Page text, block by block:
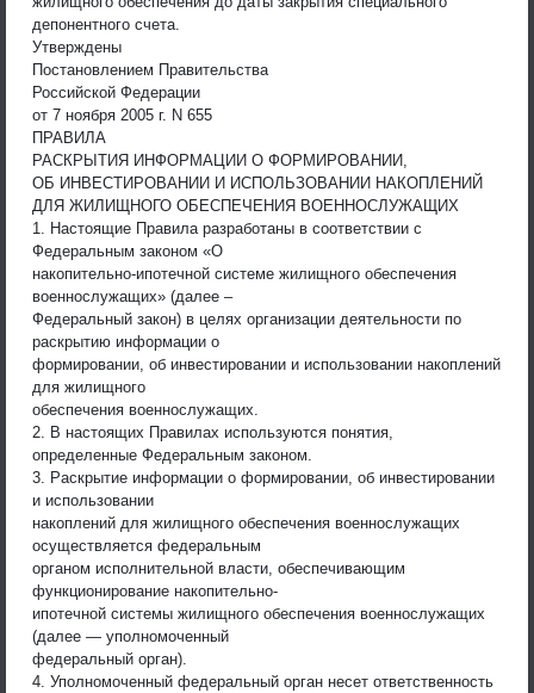
депонентного счета.
Утверждены
Постановлением Правительства
Российской Федерации
от 7 ноября 2005 г. N 655
ПРАВИЛА
РАСКРЫТИЯ ИНФОРМАЦИИ О ФОРМИРОВАНИИ,
ОБ ИНВЕСТИРОВАНИИ И ИСПОЛЬЗОВАНИИ НАКОПЛЕНИЙ
ДЛЯ ЖИЛИЩНОГО ОБЕСПЕЧЕНИЯ ВОЕННОСЛУЖАЩИХ
1. Настоящие Правила разработаны в соответствии с
Федеральным законом «О
накопительно-ипотечной системе жилищного обеспечения
военнослужащих» (далее –
Федеральный закон) в целях организации деятельности по
раскрытию информации о
формировании, об инвестировании и использовании накоплений
для жилищного
обеспечения военнослужащих.
2. В настоящих Правилах используются понятия,
определенные Федеральным законом.
3. Раскрытие информации о формировании, об инвестировании
и использовании
накоплений для жилищного обеспечения военнослужащих
осуществляется федеральным
органом исполнительной власти, обеспечивающим
функционирование накопительно-
ипотечной системы жилищного обеспечения военнослужащих
(далее — уполномоченный
федеральный орган).
4. Уполномоченный федеральный орган несет ответственность